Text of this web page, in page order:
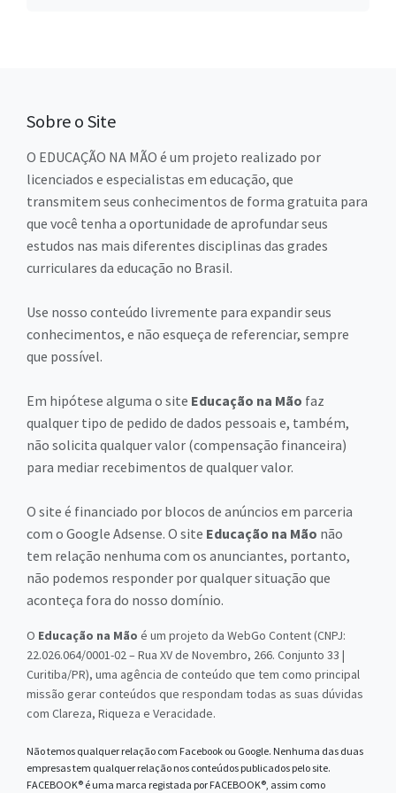
Sobre o Site
O EDUCAÇÃO NA MÃO é um projeto realizado por
licenciados e especialistas em educação, que
transmitem seus conhecimentos de forma gratuita para
que você tenha a oportunidade de aprofundar seus
estudos nas mais diferentes disciplinas das grades
curriculares da educação no Brasil.
Use nosso conteúdo livremente para expandir seus
conhecimentos, e não esqueça de referenciar, sempre
que possível.
Em hipótese alguma o site Educação na Mão faz
qualquer tipo de pedido de dados pessoais e, também,
não solicita qualquer valor (compensação financeira)
para mediar recebimentos de qualquer valor.
O site é financiado por blocos de anúncios em parceria
com o Google Adsense. O site Educação na Mão não
tem relação nenhuma com os anunciantes, portanto,
não podemos responder por qualquer situação que
aconteça fora do nosso domínio.
O Educação na Mão é um projeto da WebGo Content (CNPJ:
22.026.064/0001-02 – Rua XV de Novembro, 266. Conjunto 33 |
Curitiba/PR), uma agência de conteúdo que tem como principal
missão gerar conteúdos que respondam todas as suas dúvidas
com Clareza, Riqueza e Veracidade.
Não temos qualquer relação com Facebook ou Google. Nenhuma das duas
empresas tem qualquer relação nos conteúdos publicados pelo site.
FACEBOOK® é uma marca registada por FACEBOOK®, assim como